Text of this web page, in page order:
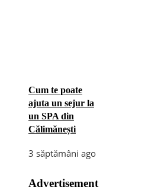
Cum te poate
ajuta un sejur la
un SPA din
Călimănești
3 săptămâni ago
Advertisement